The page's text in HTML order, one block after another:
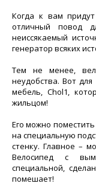
Когда к вам
отличный повод
неиссякаемый
генератор всяких
Тем не менее,
неудобства. Вот
мебель, Chol1,
жильцом!
Его можно
на специальную
стенку. Главное –
Велосипед с
специальной,
помешает!